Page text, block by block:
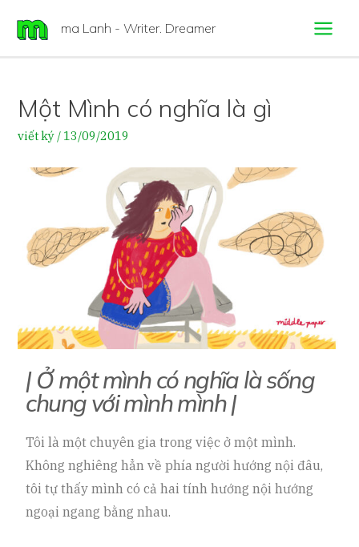
ma Lanh - Writer. Dreamer
Một Mình có nghĩa là gì
viết ký / 13/09/2019
| Ở một mình có nghĩa là sống
chung với mình mình |
Tôi là một chuyên gia trong việc ở một mình.
Không nghiêng hẳn về phía người hướng nội đâu,
tôi tự thấy mình có cả hai tính hướng nội hướng
ngoại ngang bằng nhau.